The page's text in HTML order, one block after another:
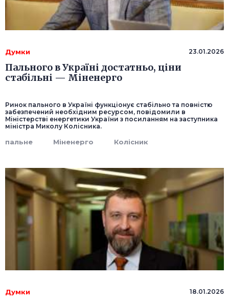
Думки 23.01.2026
Пального в Україні достатньо, ціни
стабільні — Міненерго
Ринок пального в Україні функціонує стабільно та повністю
забезпечений необхідним ресурсом, повідомили в
Міністерстві енергетики України з посиланням на заступника
міністра Миколу Колісника.
пальне Міненерго Колісник
Думки 18.01.2026